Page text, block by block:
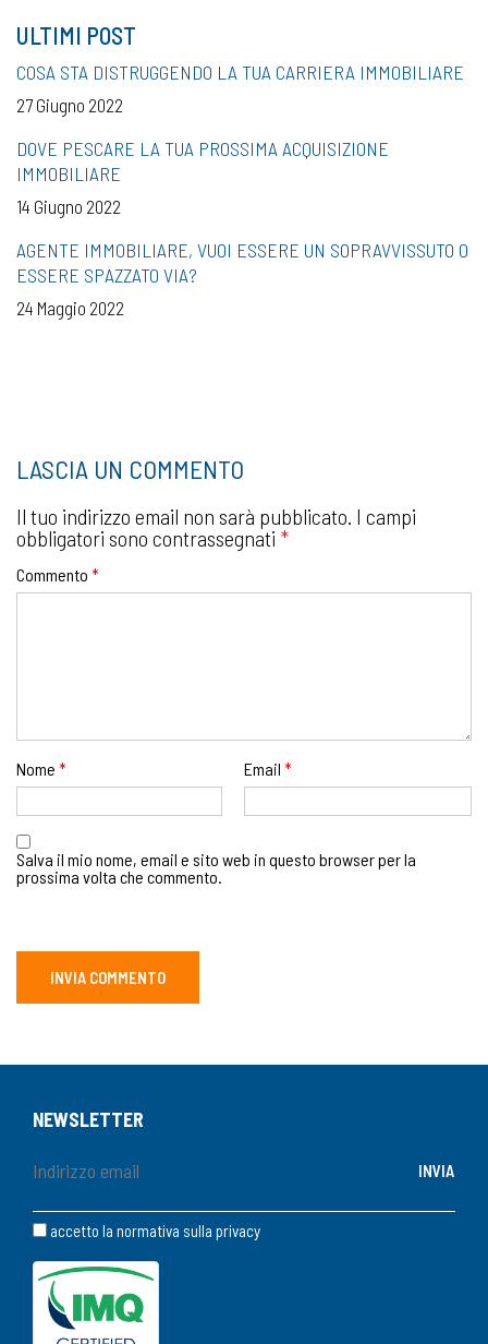
ULTIMI POST
COSA STA DISTRUGGENDO LA TUA CARRIERA IMMOBILIARE
27 Giugno 2022
DOVE PESCARE LA TUA PROSSIMA ACQUISIZIONE
IMMOBILIARE
14 Giugno 2022
AGENTE IMMOBILIARE, VUOI ESSERE UN SOPRAVVISSUTO O
ESSERE SPAZZATO VIA?
24 Maggio 2022
LASCIA UN COMMENTO
Il tuo indirizzo email non sarà pubblicato. I campi
obbligatori sono contrassegnati *
Commento *
Nome * Email *
Salva il mio nome, email e sito web in questo browser per la
prossima volta che commento.
NEWSLETTER
accetto la normativa sulla privacy